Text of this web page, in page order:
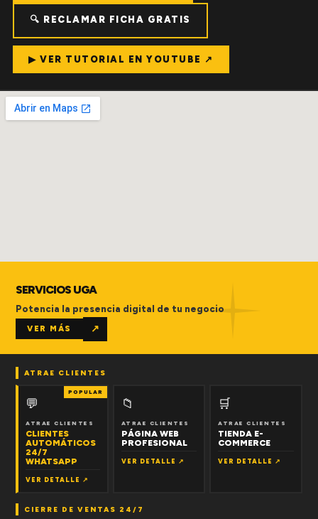
🔍 RECLAMAR FICHA GRATIS
▶ VER TUTORIAL EN YOUTUBE ↗
SERVICIOS UGA
Potencia la presencia digital de tu negocio
VER MÁS ↗
ATRAE CLIENTES
POPULAR
💬
ATRAE CLIENTES
CLIENTES
AUTOMÁTICOS
24/7
WHATSAPP
VER DETALLE ↗
📁
ATRAE CLIENTES
PÁGINA WEB
PROFESIONAL
VER DETALLE ↗
🛒
ATRAE CLIENTES
TIENDA E-
COMMERCE
VER DETALLE ↗
CIERRE DE VENTAS 24/7